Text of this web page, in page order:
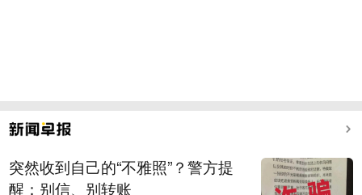
突然收到自己的“不雅照”？警方提
醒：别信、别转账